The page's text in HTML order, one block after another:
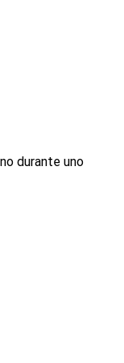
durante uno